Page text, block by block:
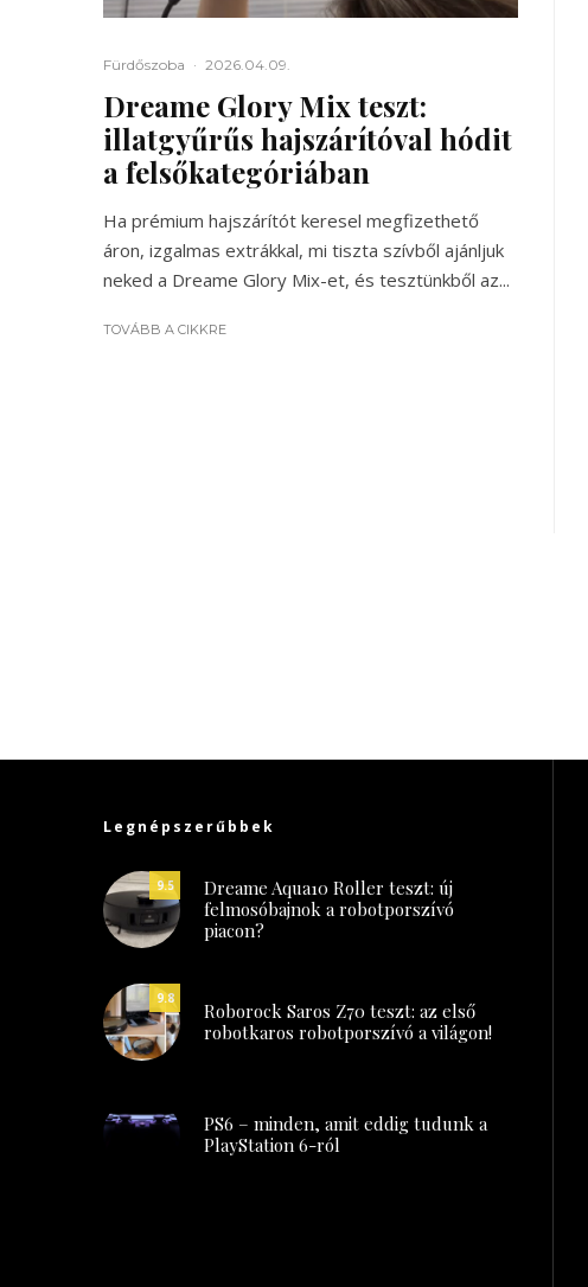
Fürdőszoba · 2026.04.09.
Dreame Glory Mix teszt:
illatgyűrűs hajszárítóval hódit
a felsőkategóriában
Ha prémium hajszárítót keresel megfizethető
áron, izgalmas extrákkal, mi tiszta szívből ajánljuk
neked a Dreame Glory Mix-et, és tesztünkből az...
TOVÁBB A CIKKRE
Legnépszerűbbek
9.5
Dreame Aqua10 Roller teszt: új
felmosóbajnok a robotporszívó
piacon?
9.8
Roborock Saros Z70 teszt: az első
robotkaros robotporszívó a világon!
PS6 – minden, amit eddig tudunk a
PlayStation 6-ról